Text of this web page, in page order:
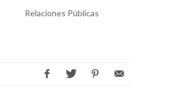
Relaciones Públicas